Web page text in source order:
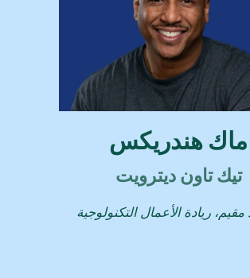
ماك هندريكس
تيك تاون ديترويت
ريادة الأعمال التكنولوجية